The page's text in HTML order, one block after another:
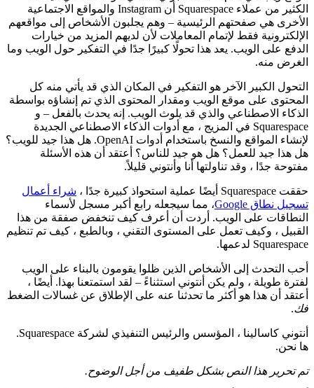
الكثير من عملاء Squarespace أن Instagram والمواقع الاجتماعية
الأخرى هي صفحتهم الرئيسية – وهم يجلبون الأشخاص إلى مواقعهم
الإلكترونية فقط لإتمام المعاملات لأن لديهم المزيد من خيارات
الدفع على الويب. يعد هذا تحولًا كبيرًا جدًا في التفكير حول الويب وما
الغرض منه.
التحول الكبير الآخر هو التفكير في المكان الذي قد يأتي منه كل
المحتوى على موقع الويب ومقدار المحتوى الذي تم إنشاؤه بواسطة
الذكاء الاصطناعي والذي قد يلوث الويب. إنه يحدث بالفعل – و
Squarespace في المزيج ، مع أدوات الذكاء الاصطناعي الجديدة
لإنشاء المواقع والنسخ باستخدام أدوات OpenAI. هل هذا جيد للويب؟
هل هذا جيد للعمل؟ هل هو جيد للناس؟ أعتقد أن هذه الأسئلة
مفتوحة جدًا ، وقد تناولتها أنا وأنتوني قليلاً.
حققت Squarespace أيضًا عملية استحواذ كبيرة جدًا ،
شراء أعمال
تسجيل نطاق Google
، مما سيجعله رابع أكبر مسجل لأسماء
النطاقات على الويب. أردت أن أعرف كيف تنخفض صفقة من هذا
القبيل ، وكيف تعمل على المستوى التقني ، وبالطبع ، كيف تم تنظيم
Squarespace لدعمها.
أحب التحدث إلى الأشخاص الذين ظلوا يقومون بالبناء على الويب
لفترة طويلة ، ولم يكن أنتوني استثناءً – لقد استمتعنا بهذا. أيضًا ،
أعتقد أن هذا هو أكثر ما تحدثنا عنه على الإطلاق عن غسالات الضغط
فك.
أنتوني كاسالينا ، المؤسس والرئيس التنفيذي لشركة Squarespace.
ها نحن.
تم تحرير هذا النص بشكل طفيف من أجل الوضوح.